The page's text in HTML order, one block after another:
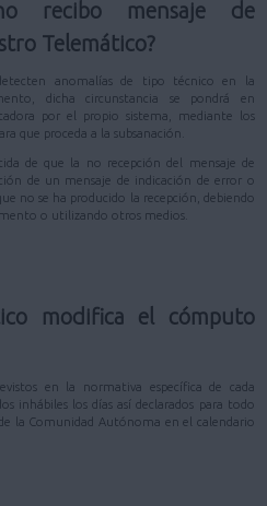
recibo mensaje de
Telemático?
anomalías de tipo técnico en la
dicha circunstancia se pondrá en
por el propio sistema, mediante los
que proceda a la subsanación.
de que la no recepción del mensaje de
de un mensaje de indicación de error o
no se ha producido la recepción, debiendo
o utilizando otros medios.
modifica el cómputo
en la normativa específica de cada
inhábiles los días así declarados para todo
la Comunidad Autónoma en el calendario